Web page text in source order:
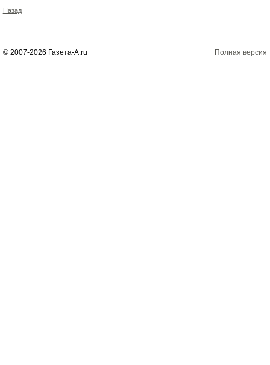
Назад
© 2007-2026 Газета-А.ru Полная версия